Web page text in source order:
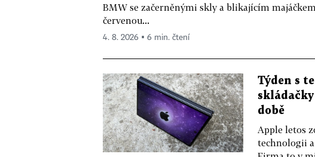
BMW se začerněnými skly a blikajícím
červenou...
4. 8. 2026 ▪ 6 min. čtení
Týden s
době
Apple letos
technologii